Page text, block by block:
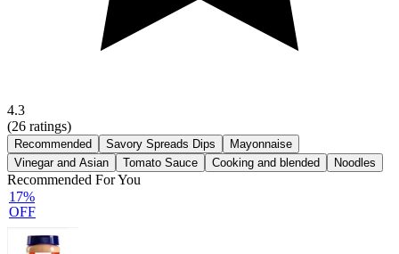
4.3
(26 ratings)
Recommended Savory Spreads Dips
Mayonnaise
Vinegar and Asian
Tomato Sauce Cooking and blended Noodles
Recommended For You
17%
OFF